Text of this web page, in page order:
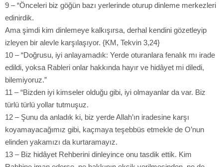
9 – “Önceleri biz göğün bazı yerlerinde oturup dinleme merkezleri
edinirdik.
Ama şimdi kim dinlemeye kalkışırsa, derhal kendini gözetleyip
izleyen bir alevle karşılaşıyor. {KM, Tekvin 3,24}
10 – “Doğrusu, iyi anlayamadık: Yerde oturanlara fenalık mı irade
edildi, yoksa Rableri onlar hakkında hayır ve hidâyet mi diledi,
bilemiyoruz.”
11 – “Bizden iyi kimseler olduğu gibi, iyi olmayanlar da var. Biz
türlü türlü yollar tutmuşuz.
12 – Şunu da anladık ki, biz yerde Allah’ın iradesine karşı
koyamayacağımız gibi, kaçmaya teşebbüs etmekle de O’nun
elinden yakamızı da kurtaramayız.
13 – Biz hidâyet Rehberini dinleyince onu tasdik ettik. Kim